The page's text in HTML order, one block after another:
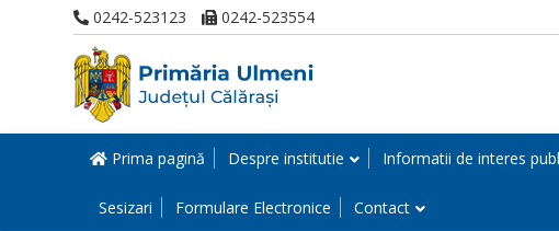
0242-523123 0242-523554
Prima pagină Despre institutie Informatii de interes
Sesizari Formulare Electronice Contact